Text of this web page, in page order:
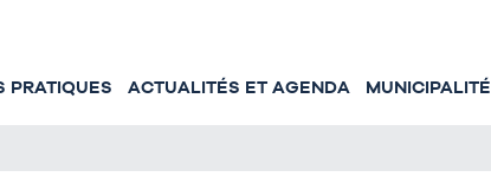
PRATIQUES ACTUALITÉS ET AGENDA MUNICIPALITÉ